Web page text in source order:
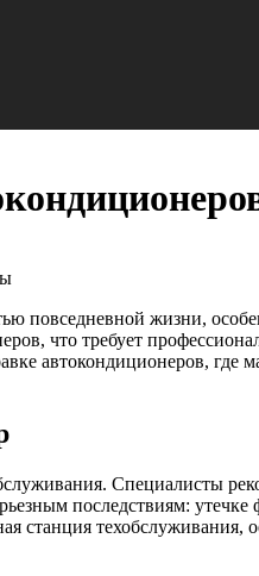
повседневной жизни,
что требует
автокондиционеров, где
Специалисты
последствиям:
техобслуживания,